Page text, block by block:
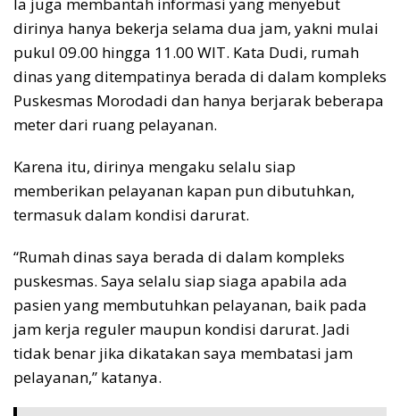
Ia juga membantah informasi yang menyebut
dirinya hanya bekerja selama dua jam, yakni mulai
pukul 09.00 hingga 11.00 WIT. Kata Dudi, rumah
dinas yang ditempatinya berada di dalam kompleks
Puskesmas Morodadi dan hanya berjarak beberapa
meter dari ruang pelayanan.
Karena itu, dirinya mengaku selalu siap
memberikan pelayanan kapan pun dibutuhkan,
termasuk dalam kondisi darurat.
“Rumah dinas saya berada di dalam kompleks
puskesmas. Saya selalu siap siaga apabila ada
pasien yang membutuhkan pelayanan, baik pada
jam kerja reguler maupun kondisi darurat. Jadi
tidak benar jika dikatakan saya membatasi jam
pelayanan,” katanya.